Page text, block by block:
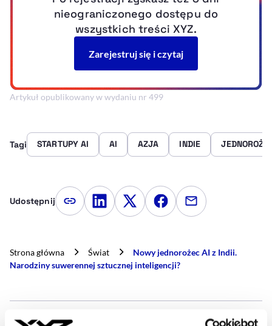
Artykuł opublikowany w wydaniu nr 499
Tagi STARTUPY AI AI AZJA INDIE
Udostępnij Kopiuj link artykułu
Udostępnij na LinkedIn
Udostępnij na Twitterze
Udostępnij na
Udostępnij
Strona główna Świat
Nowy jednorożec AI z Indii.
Narodziny suwerennej sztucznej inteligencji?
- AUTOR ARTYKUŁU -